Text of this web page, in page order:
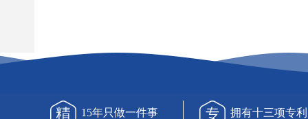
15年只做一件事 拥有十三项专利